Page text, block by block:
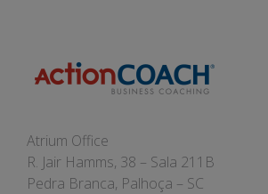
Atrium Office
R. Jair Hamms, 38 – Sala 211B
Pedra Branca, Palhoça – SC